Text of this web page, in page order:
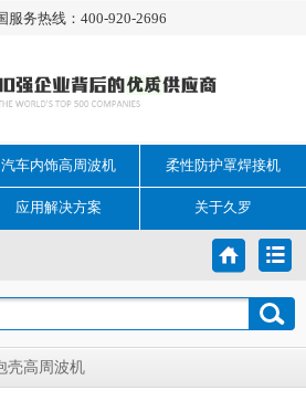
服务热线：400-920-2696
汽车内饰高周波机 柔性防护罩焊接机
应用解决方案 关于久罗
壳高周波机